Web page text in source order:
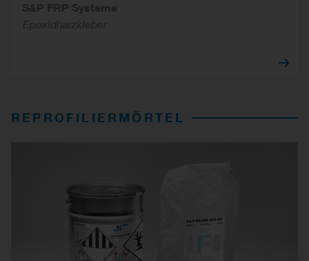
S&P FRP Systeme
Epoxidharzkleber
REPROFILIERMÖRTEL